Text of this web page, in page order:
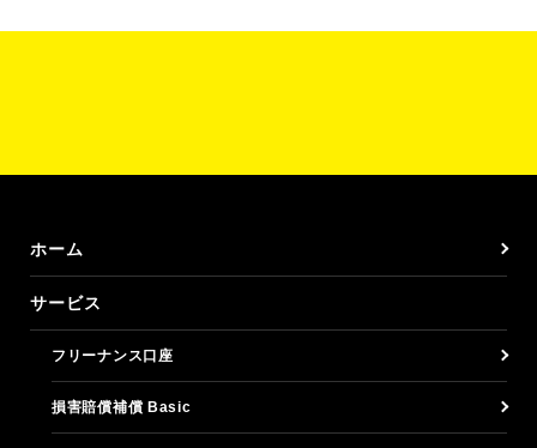
ホーム
サービス
フリーナンス口座
損害賠償補償 Basic